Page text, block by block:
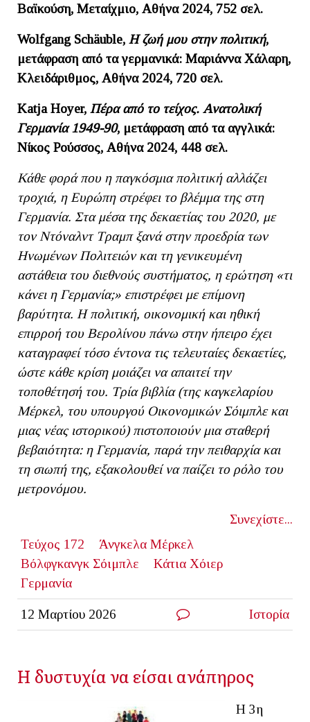
Βαϊκούση, Μεταίχμιο, Αθήνα 2024, 752 σελ.
Wolfgang Schäuble, Η ζωή μου στην πολιτική,
μετάφραση από τα γερμανικά: Μαριάννα Χάλαρη,
Κλειδάριθμος, Αθήνα 2024, 720 σελ.
Katja Hoyer, Πέρα από το τείχος. Ανατολική
Γερμανία 1949-90, μετάφραση από τα αγγλικά:
Νίκος Ρούσσος, Αθήνα 2024, 448 σελ.
Κάθε φορά που η παγκόσμια πολιτική αλλάζει
τροχιά, η Ευρώπη στρέφει το βλέμμα της στη
Γερμανία. Στα μέσα της δεκαετίας του 2020, με
τον Ντόναλντ Τραμπ ξανά στην προεδρία των
Ηνωμένων Πολιτειών και τη γενικευμένη
αστάθεια του διεθνούς συστήματος, η ερώτηση «τι
κάνει η Γερμανία;» επιστρέφει με επίμονη
βαρύτητα. Η πολιτική, οικονομική και ηθική
επιρροή του Βερολίνου πάνω στην ήπειρο έχει
καταγραφεί τόσο έντονα τις τελευταίες δεκαετίες,
ώστε κάθε κρίση μοιάζει να απαιτεί την
τοποθέτησή του. Τρία βιβλία (της καγκελαρίου
Μέρκελ, του υπουργού Οικονομικών Σόιμπλε και
μιας νέας ιστορικού) πιστοποιούν μια σταθερή
βεβαιότητα: η Γερμανία, παρά την πειθαρχία και
τη σιωπή της, εξακολουθεί να παίζει το ρόλο του
μετρονόμου.
Συνεχίστε...
Τεύχος 172
Άνγκελα Μέρκελ
Βόλφγκανγκ Σόιμπλε
Κάτια Χόιερ
Γερμανία
12 Μαρτίου 2026 Ιστορία
Η δυστυχία να είσαι ανάπηρος
Η 3η